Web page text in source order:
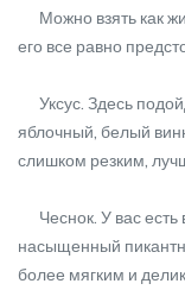
Можно взять как
его все равно
Уксус. Здесь
яблочный, белый
слишком резким,
Чеснок. У вас есть
насыщенный
более мягким и